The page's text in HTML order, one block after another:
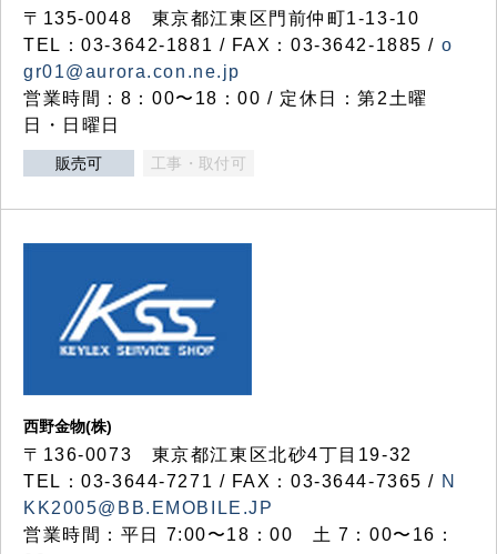
〒135-0048 東京都江東区門前仲町1-13-10
TEL：03-3642-1881 / FAX：03-3642-1885 / o
gr01@aurora.con.ne.jp
営業時間：8：00〜18：00 / 定休日：第2土曜
日・日曜日
販売可 工事・取付可
西野金物(株)
〒136-0073 東京都江東区北砂4丁目19-32
TEL：03‐3644‐7271 / FAX：03-3644-7365 / N
KK2005@BB.EMOBILE.JP
営業時間：平日 7:00〜18：00 土 7：00〜16：